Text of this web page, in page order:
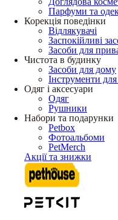
Парфуми та
Корекція поведінки
Відлякувачі
Заспокійливі
Засоби для
Чистота в будинку
Засоби для дому
Інструменти
Одяг і аксесуари
Одяг
Рушники
Набори та подарунки
Petbox
Фотоальбоми
PetMerch
Акції та знижки